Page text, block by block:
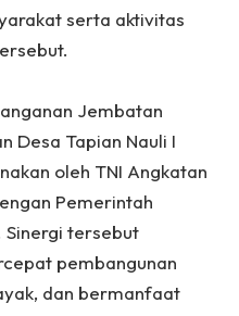
serta aktivitas
Jembatan
Desa Tapian Nauli I
oleh TNI Angkatan
Pemerintah
Sinergi tersebut
pembangunan
dan bermanfaat